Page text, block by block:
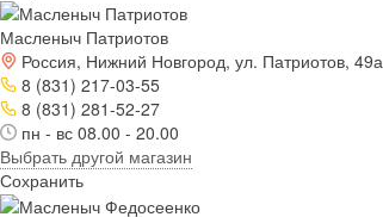
Масленыч Патриотов
Россия, Нижний Новгород, ул. Патриотов, 49а
8 (831) 217-03-55
8 (831) 281-52-27
пн - вс 08.00 - 20.00
Выбрать другой магазин
Сохранить